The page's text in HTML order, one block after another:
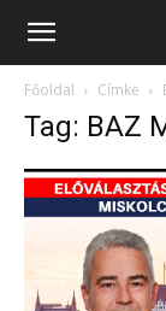
Jövő
Főoldal Címke
Tag: BAZ